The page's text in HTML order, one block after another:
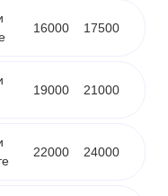
16000 17500
19000 21000
22000 24000